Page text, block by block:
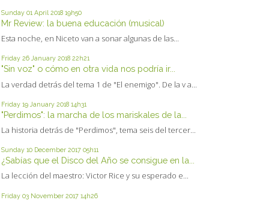
Sunday 01 April 2018 19h50
Mr Review: la buena educación (musical)
Esta noche, en Niceto van a sonar algunas de las...
Friday 26 January 2018 22h21
"Sin voz" o cómo en otra vida nos podría ir...
La verdad detrás del tema 1 de "El enemigo". De la v a...
Friday 19 January 2018 14h31
"Perdimos": la marcha de los mariskales de la...
La historia detrás de "Perdimos", tema seis del tercer...
Sunday 10 December 2017 05h11
¿Sabías que el Disco del Año se consigue en la...
La lección del maestro: Victor Rice y su esperado e...
Friday 03 November 2017 14h26